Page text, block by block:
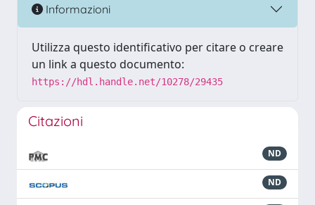
Informazioni
Utilizza questo identificativo per citare o creare
un link a questo documento:
https://hdl.handle.net/10278/29435
Citazioni
ND
ND